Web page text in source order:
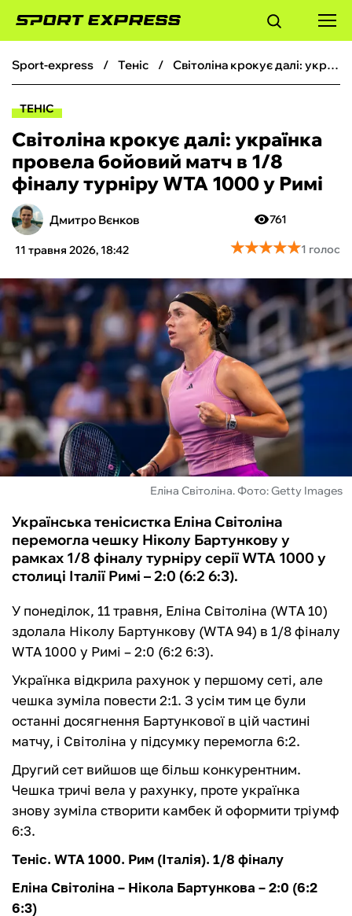
ФУТБОЛ
БОКС
ХОКЕЙ
ТЕНІС
КІБЕРСПОРТ
ЧС-2026
ФУТЗАЛ
ІНШІ
БУКМЕКЕРИ
sport-express теніс Світоліна крокує далі: українка провела бойовий матч в 1/8 фіналу турніру WTA 1000 у Римі
ТЕНІС
Світоліна крокує далі: українка
провела бойовий матч в 1/8
фіналу турніру WTA 1000 у Римі
Дмитро Вєнков
11 травня 2026, 18:42
761
★★★★★
★★★★★1 голос
Еліна Світоліна. Фото: Getty Images
Українська тенісистка Еліна Світоліна
перемогла чешку Ніколу Бартункову у
рамках 1/8 фіналу турніру серії WTA 1000 у
столиці Італії Римі – 2:0 (6:2 6:3).
У понеділок, 11 травня, Еліна Світоліна (WTA 10)
здолала Ніколу Бартункову (WTA 94) в 1/8 фіналу
WTA 1000 у Римі – 2:0 (6:2 6:3).
Українка відкрила рахунок у першому сеті, але
чешка зуміла повести 2:1. З усім тим це були
останні досягнення Бартункової в цій частині
матчу, і Світоліна у підсумку перемогла 6:2.
Другий сет вийшов ще більш конкурентним.
Чешка тричі вела у рахунку, проте українка
знову зуміла створити камбек й оформити тріумф
6:3.
Теніс. WTA 1000. Рим (Італія). 1/8 фіналу
Еліна Світоліна – Нікола Бартункова – 2:0 (6:2
6:3)